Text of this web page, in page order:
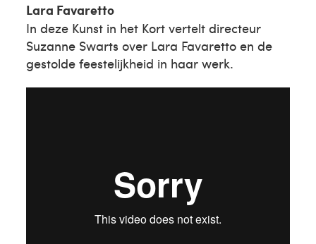
Lara Favaretto
In deze Kunst in het Kort vertelt directeur
Suzanne Swarts over Lara Favaretto en de
gestolde feestelijkheid in haar werk.